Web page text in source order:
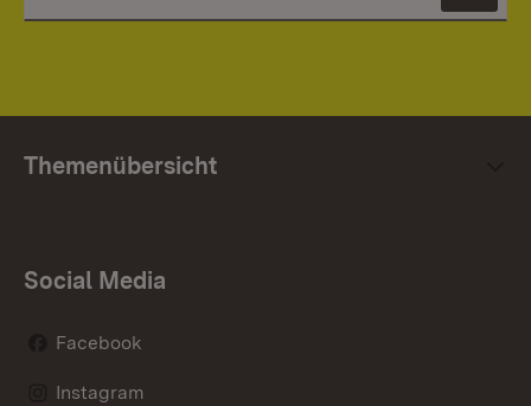
Themenübersicht
Social Media
Facebook
Instagram